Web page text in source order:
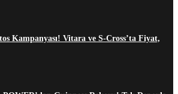
Kampanyası! Vitara ve S-Cross’ta Fiyat,